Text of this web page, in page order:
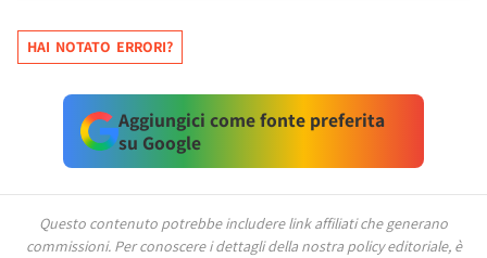
HAI NOTATO ERRORI?
Aggiungici come fonte preferita
su Google
Questo contenuto potrebbe includere link affiliati che generano
commissioni. Per conoscere i dettagli della nostra policy editoriale, è